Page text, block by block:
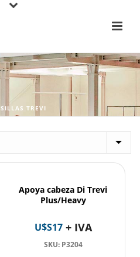
SILLAS TREVI
Apoya cabeza Di Trevi
Plus/Heavy
U$S17+ IVA
SKU: P3204